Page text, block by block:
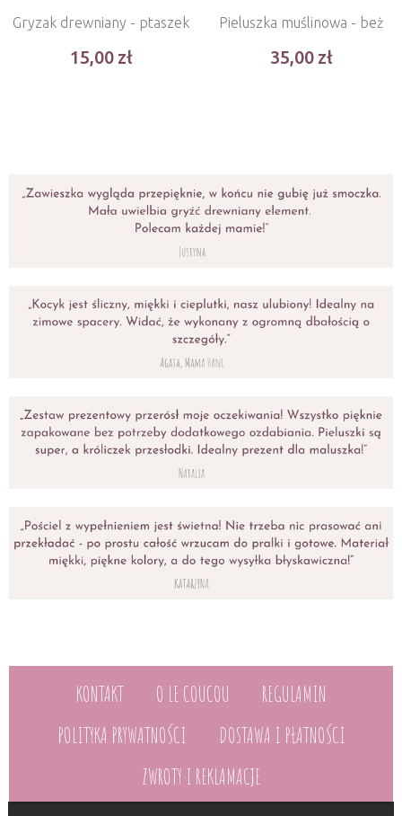
Gryzak drewniany - ptaszek
15,00
Pieluszka muślinowa - beż
35,00
KONTAKT O LE COUCOU
REGULAMIN
POLITYKA PRYWATNOŚCI
DOSTAWA I PŁATNOŚCI
ZWROTY I REKLAMACJE